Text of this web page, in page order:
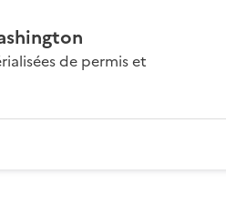
de permis et